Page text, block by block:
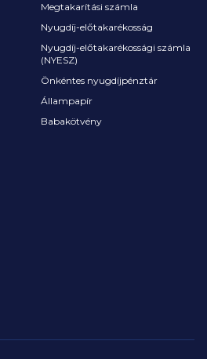
Megtakarítási számla
Nyugdíj-előtakarékosság
Nyugdíj-előtakarékossági számla
(NYESZ)
Önkéntes nyugdíjpénztár
Állampapír
Babakötvény